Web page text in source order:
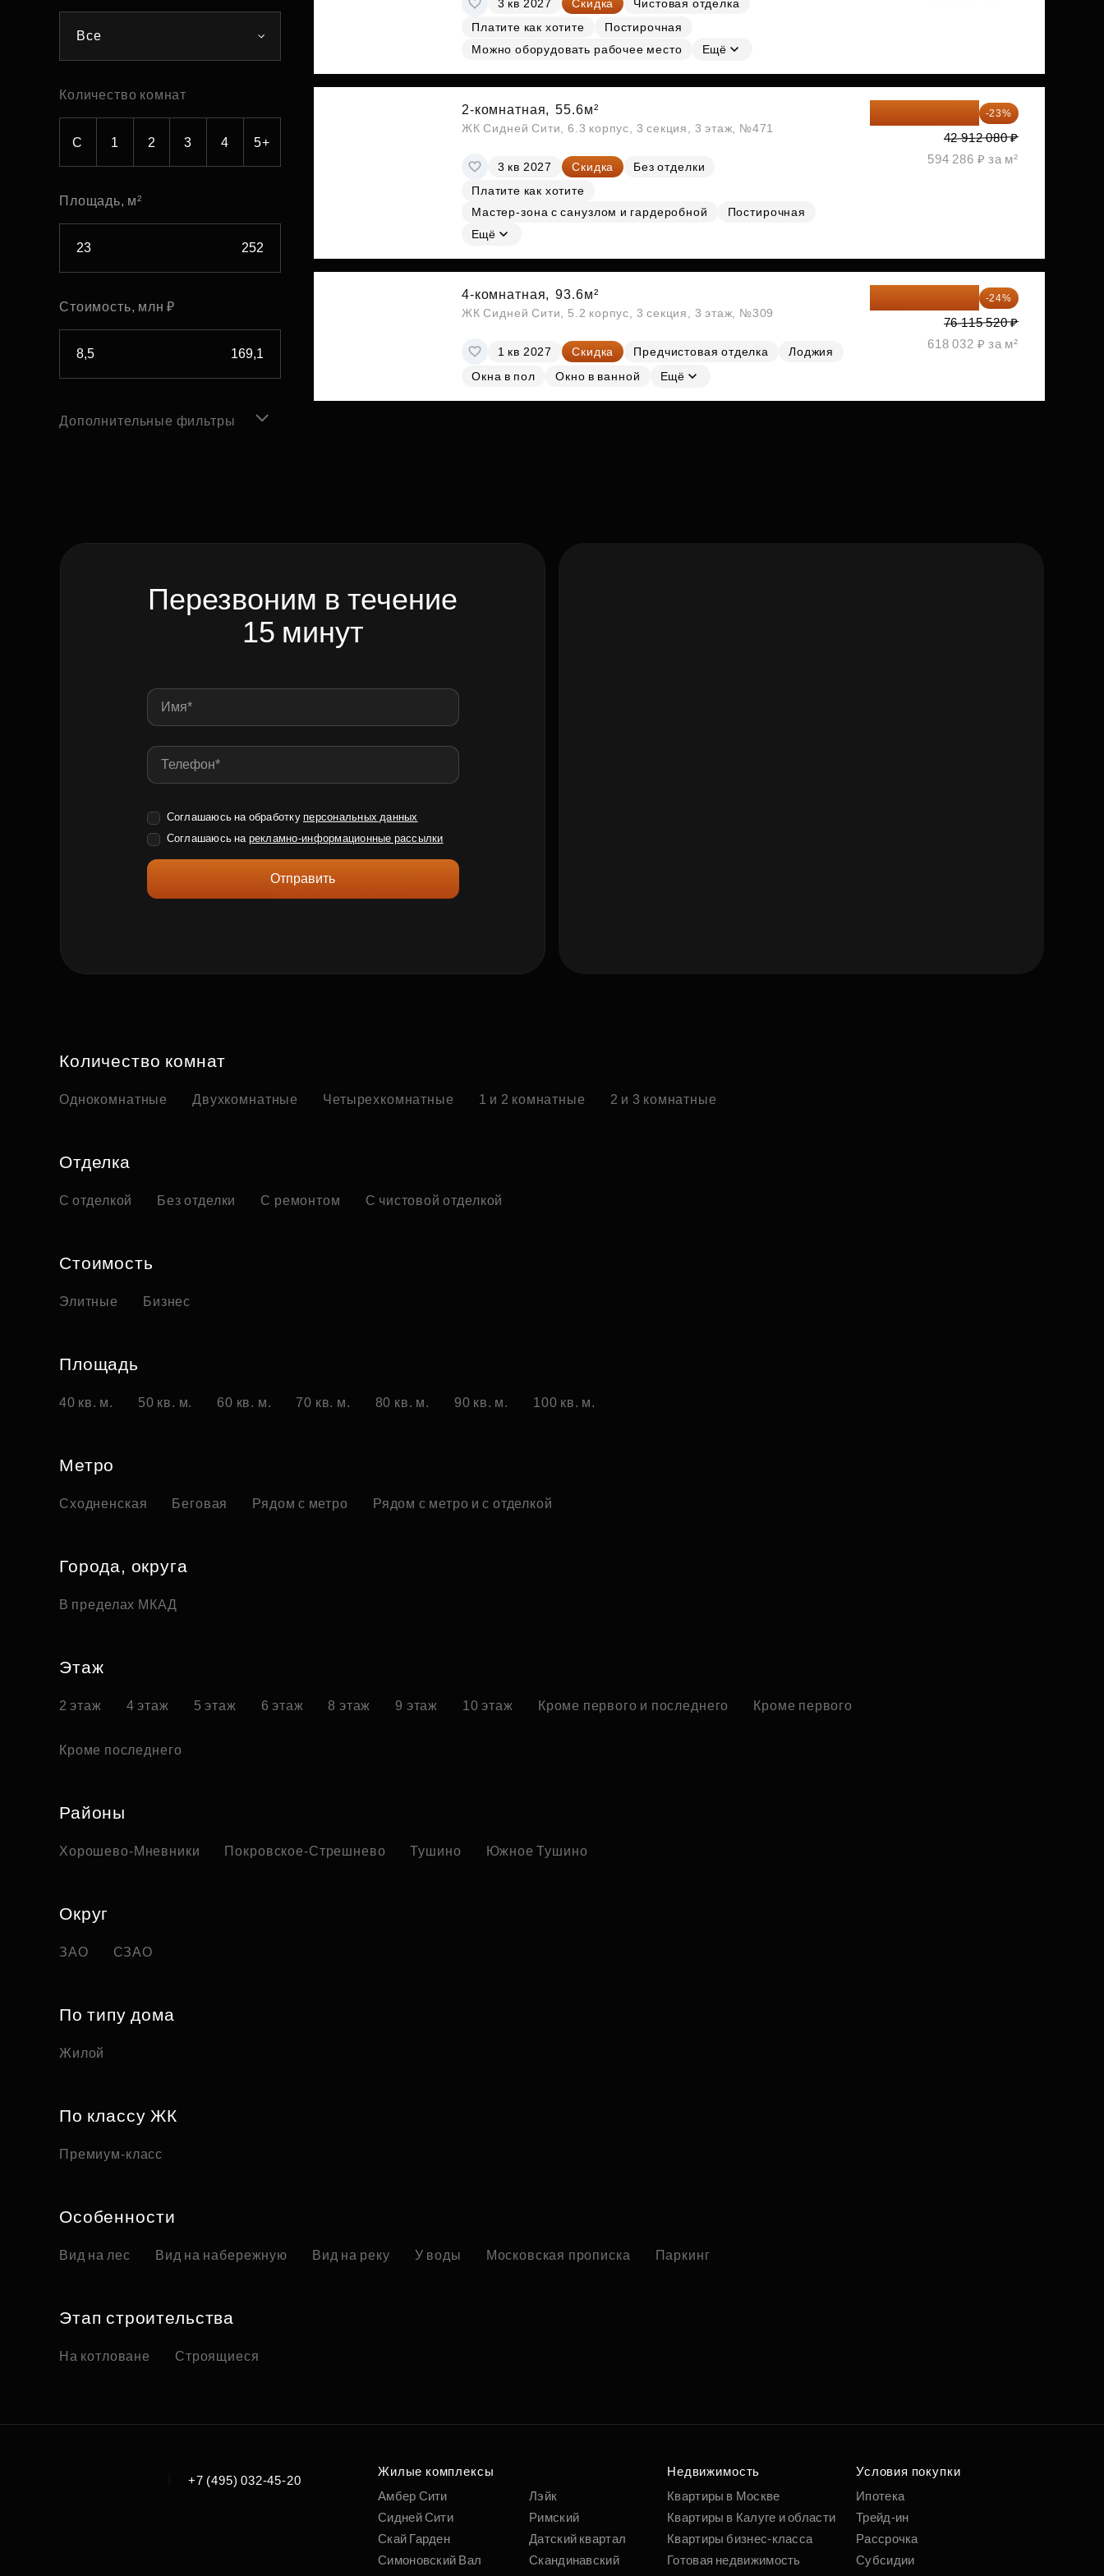
Субсидии
Все
Количество комнат
С 1 2 3 4 5+
Площадь, м²
Стоимость, млн ₽
Дополнительные фильтры
3 кв 2027 Скидка
Чистовая отделка
Платите как хотите
Постирочная
Можно оборудовать рабочее место
Ещё
2-комнатная, 55.6м²
ЖК Сидней Сити, 6.3 корпус, 3 секция, 3 этаж, №471
3 кв 2027 Скидка
Без отделки
Платите как хотите
Мастер-зона с санузлом и гардеробной
Постирочная
Ещё
-23%
42 912 080 ₽
594 286 ₽ за м²
4-комнатная, 93.6м²
ЖК Сидней Сити, 5.2 корпус, 3 секция, 3 этаж, №309
1 кв 2027 Скидка Предчистовая отделка
Лоджия
Окна в пол
Окно в ванной Ещё
-24%
76 115 520 ₽
618 032 ₽ за м²
Перезвоним в течение
15 минут
Соглашаюсь на обработку персональных данных
Соглашаюсь на рекламно-информационные рассылки
Отправить
Количество комнат
Однокомнатные Двухкомнатные Четырехкомнатные 1 и 2 комнатные 2 и 3 комнатные
Отделка
С отделкой Без отделки С ремонтом С чистовой отделкой
Стоимость
Элитные Бизнес
Площадь
40 кв. м. 50 кв. м. 60 кв. м. 70 кв. м. 80 кв. м. 90 кв. м. 100 кв. м.
Метро
Сходненская Беговая Рядом с метро Рядом с метро и с отделкой
Города, округа
В пределах МКАД
Этаж
2 этаж 4 этаж 5 этаж 6 этаж 8 этаж 9 этаж 10 этаж Кроме первого и последнего Кроме первого
Кроме последнего
Районы
Хорошево-Мневники Покровское-Стрешнево Тушино Южное Тушино
Округ
ЗАО СЗАО
По типу дома
Жилой
По классу ЖК
Премиум-класс
Особенности
Вид на лес Вид на набережную Вид на реку У воды Московская прописка Паркинг
Этап строительства
На котловане Строящиеся
+7 (495) 032-45-20
Жилые комплексы
Амбер Сити
Сидней Сити
Скай Гарден
Симоновский Вал
Лэйк
Римский
Датский квартал
Скандинавский
Недвижимость
Квартиры в Москве
Квартиры в Калуге и области
Квартиры бизнес-класса
Готовая недвижимость
Условия покупки
Ипотека
Трейд-ин
Рассрочка
Субсидии